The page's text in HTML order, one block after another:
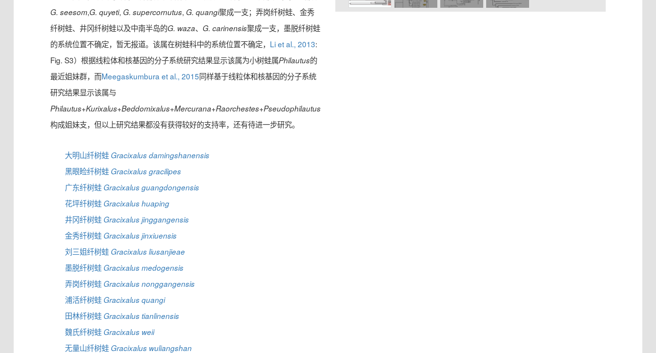
G. seesom,G. quyeti, G. supercornutus, G. quangi聚成一支；弄岗纤树蛙、金秀
纤树蛙、井冈纤树蛙以及中南半岛的G. waza、 G. carinensis聚成一支，墨脱纤树蛙
的系统位置不确定，暂无报道。该属在树蛙科中的系统位置不确定， Li et al., 2013:
Fig. S3）根据线粒体和核基因的分子系统研究结果显示该属为小树蛙属Philautus的
最近姐妹群，而Meegaskumbura et al., 2015同样基于线粒体和核基因的分子系统
研究结果显示该属与
Philautus+Kurixalus+Beddomixalus+Mercurana+Raorchestes+Pseudophilautus
构成姐妹支，但以上研究结果都没有获得较好的支持率，还有待进一步研究。
大明山纤树蛙 Gracixalus damingshanensis
黑眼睑纤树蛙 Gracixalus gracilipes
广东纤树蛙 Gracixalus guangdongensis
花坪纤树蛙 Gracixalus huaping
井冈纤树蛙 Gracixalus jinggangensis
金秀纤树蛙 Gracixalus jinxiuensis
刘三姐纤树蛙 Gracixalus liusanjieae
墨脱纤树蛙 Gracixalus medogensis
弄岗纤树蛙 Gracixalus nonggangensis
浦活纤树蛙 Gracixalus quangi
田林纤树蛙 Gracixalus tianlinensis
魏氏纤树蛙 Gracixalus weii
无量山纤树蛙 Gracixalus wuliangshan